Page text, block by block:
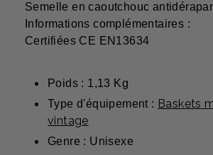
Semelle en caoutchouc
Informations complémentaires :
Certifiées CE EN13634
Poids : 1,13 Kg
Type d'équipement : Baskets
vintage
Genre : Unisexe